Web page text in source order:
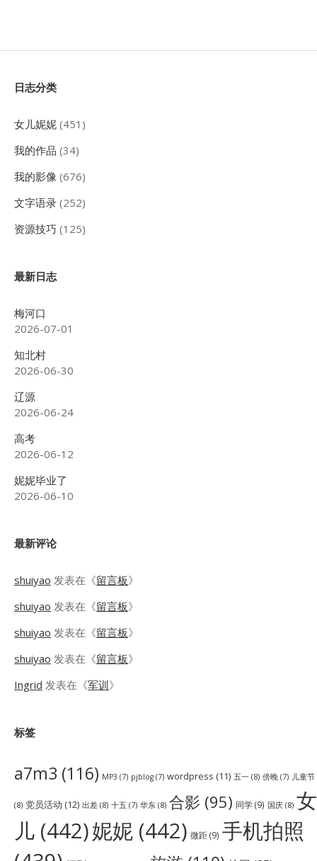
Sidebar
日志分类
女儿妮妮 (451)
我的作品 (34)
我的影像 (676)
文字语录 (252)
资源技巧 (125)
最新日志
梅河口
2026-07-01
知北村
2026-06-30
辽源
2026-06-24
高考
2026-06-12
妮妮毕业了
2026-06-10
最新评论
shuiyao 发表在《留言板》
shuiyao 发表在《留言板》
shuiyao 发表在《留言板》
shuiyao 发表在《留言板》
Ingrid 发表在《军训》
标签
a7m3 (116) MP3 (7) pjblog (7) wordpress (11) 五一 (8) 傍晚 (7) 儿童节
(8) 党员活动 (12) 出差 (8) 十五 (7) 华东 (8) 合影 (95) 同学(9) 国庆 (8) 女
儿 (442)妮妮 (442) 微距(9) 手机拍照